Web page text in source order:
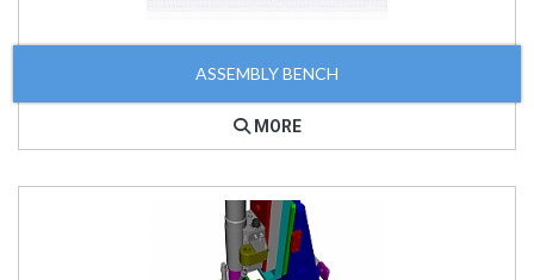
ASSEMBLY BENCH
MORE